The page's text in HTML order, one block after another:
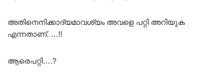
അതിനെനിക്കാദ്യമാവശ്യം അവളെ പറ്റി അറിയുക
എന്നതാണ്. …!!
ആരെപറ്റി….?